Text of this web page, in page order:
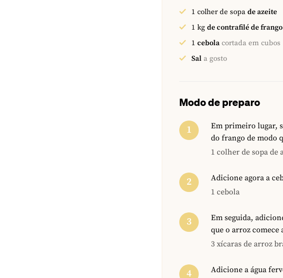
1 colher de sopa de azeite
1 kg de contrafilé de frango
1 cebola cortada em cubos
Sal a gosto
Modo de preparo
Em primeiro lugar,
do frango de modo
1 colher de sopa de
Adicione agora a
1 cebola
Em seguida,
que o arroz comece
3 xícaras de arroz
Adicione a água